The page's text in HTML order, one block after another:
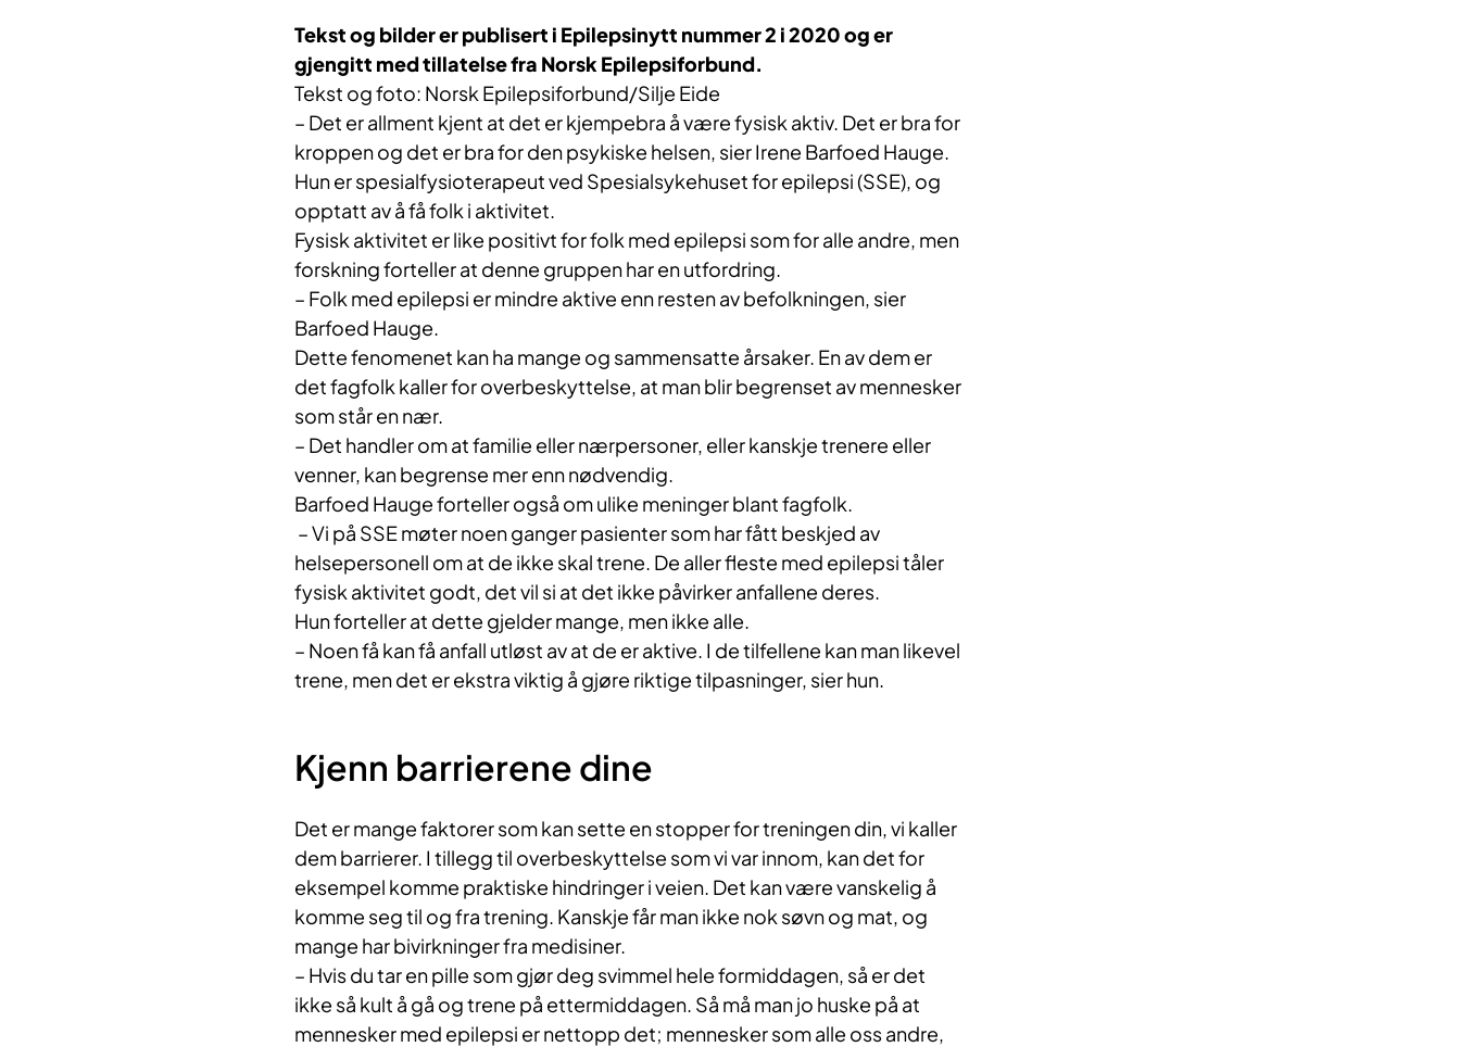
​Tekst og bilder er publisert i Epilepsinytt nummer 2 i 2020 og er
gjengitt med tillatelse fra Norsk Epilepsiforbund.
Tekst og foto: Norsk Epilepsiforbund/Silje Eide
– Det er allment kjent at det er kjempebra å være fysisk aktiv. Det er bra for
kroppen og det er bra for den psykiske helsen, sier Irene Barfoed Hauge.
Hun er spesialfysioterapeut ved Spesialsykehuset for epilepsi (SSE), og
opptatt av å få folk i aktivitet.
Fysisk aktivitet er like positivt for folk med epilepsi som for alle andre, men
forskning forteller at denne gruppen har en utfordring.
– Folk med epilepsi er mindre aktive enn resten av befolkningen, sier
Barfoed Hauge.
Dette fenomenet kan ha mange og sammensatte årsaker. En av dem er
det fagfolk kaller for overbeskyttelse, at man blir begrenset av mennesker
som står en nær.
– Det handler om at familie eller nærpersoner, eller kanskje trenere eller
venner, kan begrense mer enn nødvendig.
Barfoed Hauge forteller også om ulike meninger blant fagfolk.
– Vi på SSE møter noen ganger pasienter som har fått beskjed av
helsepersonell om at de ikke skal trene. De aller fleste med epilepsi tåler
fysisk aktivitet godt, det vil si at det ikke påvirker anfallene deres.
Hun forteller at dette gjelder mange, men ikke alle.
– Noen få kan få anfall utløst av at de er aktive. I de tilfellene kan man likevel
trene, men det er ekstra viktig å gjøre riktige tilpasninger, sier hun.
Kjenn barrierene dine
Det er mange faktorer som kan sette en stopper for treningen din, vi kaller
dem barrierer. I tillegg til overbeskyttelse som vi var innom, kan det for
eksempel komme praktiske hindringer i veien. Det kan være vanskelig å
komme seg til og fra trening. Kanskje får man ikke nok søvn og mat, og
mange har bivirkninger fra medisiner.
– Hvis du tar en pille som gjør deg svimmel hele formiddagen, så er det
ikke så kult å gå og trene på ettermiddagen. Så må man jo huske på at
mennesker med epilepsi er nettopp det; mennesker som alle oss andre,